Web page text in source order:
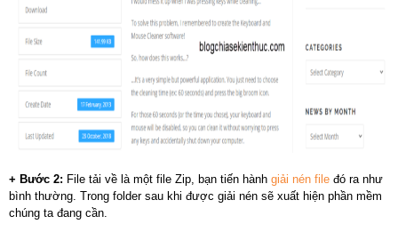
+ Bước 2: File tải về là một file Zip, bạn tiến hành giải nén file đó ra như
bình thường. Trong folder sau khi được giải nén sẽ xuất hiện phần mềm
chúng ta đang cần.